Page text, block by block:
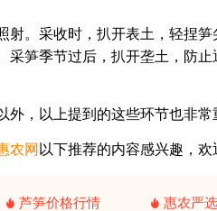
。采收时，扒开表土，轻捏
采笋季节过后，扒开垄土，防
，以上提到的这些环节也非常
农网 以下推荐的内容感兴趣，欢
芦笋价格行情 惠农严